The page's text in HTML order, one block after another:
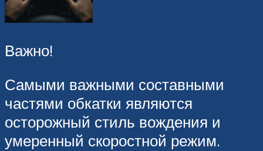
Важно!
Самыми важными составными
частями обкатки являются
осторожный стиль вождения и
умеренный скоростной режим.